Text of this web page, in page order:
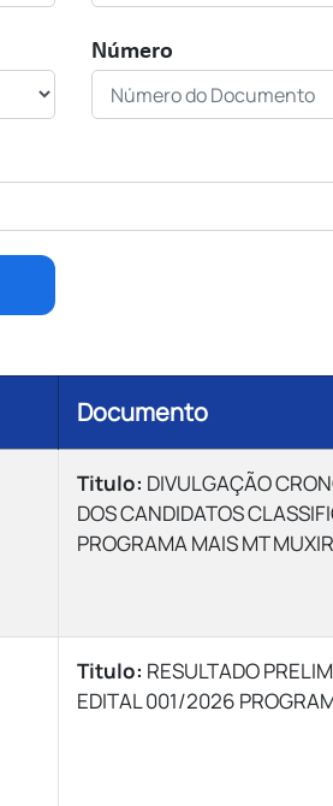
Número
Documento
Titulo: DIVULGAÇÃO
DOS CANDIDATOS
PROGRAMA MAIS MT
Titulo: RESULTADO
EDITAL 001/2026